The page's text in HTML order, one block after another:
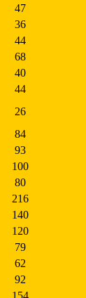
47
36
44
68
40
44
26
84
93
100
80
216
140
120
79
62
92
154